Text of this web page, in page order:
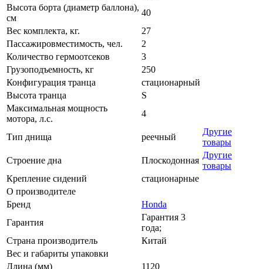
Высота борта (диаметр баллона),
см
40
Вес комплекта, кг.
27
Пассажировместимость, чел.
2
Количество гермоотсеков
3
Грузоподъемность, кг
250
Конфигурация транца
стационарный
Высота транца
S
Максимальная мощность
мотора, л.с.
4
Тип днища реечный
Другие
товары
Строение дна
Плоскодонная
Другие
товары
Крепление сидений
стационарные
О производителе
Бренд
Honda
Гарантия
Гарантия 3
года;
Страна производитель
Китай
Вес и габариты упаковки
Длина (мм)
1120